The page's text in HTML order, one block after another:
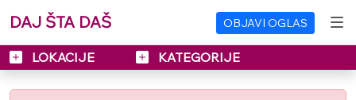
DAJ ŠTA DAŠ OBJAVI OGLAS
LOKACIJE KATEGORIJE